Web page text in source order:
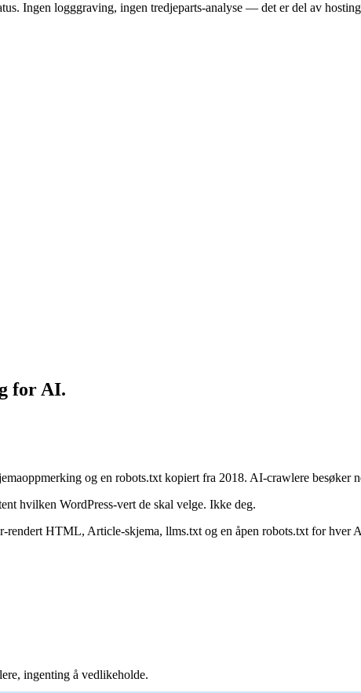
Ingen logggraving, ingen tredjeparts-analyse — det er del av
forAI.
og en robots.txt kopiert fra 2018. AI-crawlere besøker
hvilken WordPress-vert de skal velge. Ikke deg.
rendert HTML, Article-skjema, llms.txt og en åpen robots.txt for
ingenting å vedlikeholde.